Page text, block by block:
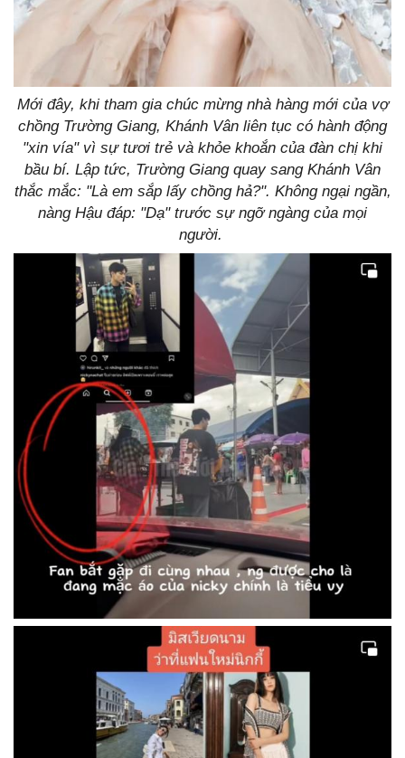
Mới đây, khi tham gia chúc mừng nhà hàng mới của vợ
chồng Trường Giang, Khánh Vân liên tục có hành động
"xin vía" vì sự tươi trẻ và khỏe khoắn của đàn chị khi
bầu bí. Lập tức, Trường Giang quay sang Khánh Vân
thắc mắc: "Là em sắp lấy chồng hả?". Không ngại ngần,
nàng Hậu đáp: "Dạ" trước sự ngỡ ngàng của mọi
người.